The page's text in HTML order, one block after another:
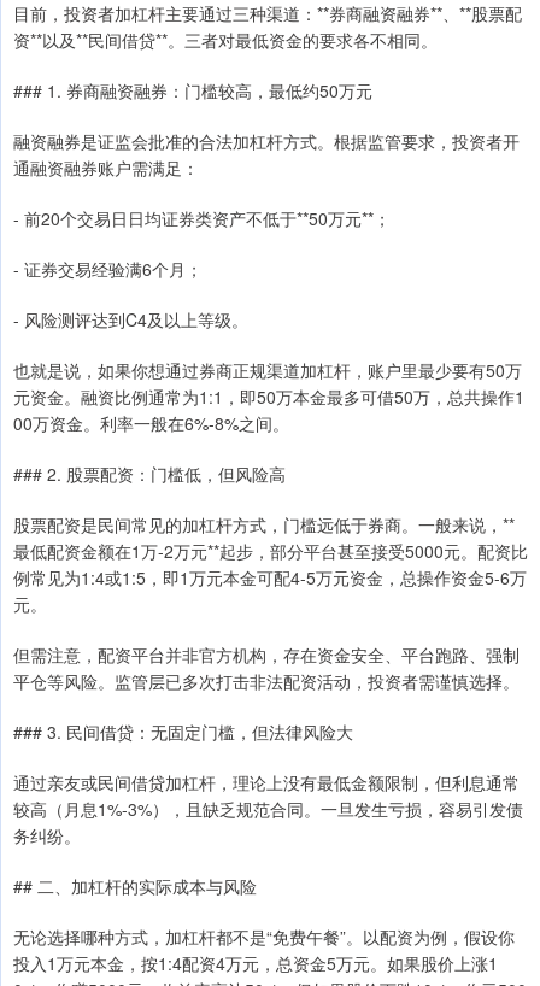
目前，投资者加杠杆主要通过三种渠道：**券商融资融券**、**股票配
资**以及**民间借贷**。三者对最低资金的要求各不相同。
### 1. 券商融资融券：门槛较高，最低约50万元
融资融券是证监会批准的合法加杠杆方式。根据监管要求，投资者开
通融资融券账户需满足：
- 前20个交易日日均证券类资产不低于**50万元**；
- 证券交易经验满6个月；
- 风险测评达到C4及以上等级。
也就是说，如果你想通过券商正规渠道加杠杆，账户里最少要有50万
元资金。融资比例通常为1:1，即50万本金最多可借50万，总共操作1
00万资金。利率一般在6%-8%之间。
### 2. 股票配资：门槛低，但风险高
股票配资是民间常见的加杠杆方式，门槛远低于券商。一般来说，**
最低配资金额在1万-2万元**起步，部分平台甚至接受5000元。配资比
例常见为1:4或1:5，即1万元本金可配4-5万元资金，总操作资金5-6万
元。
但需注意，配资平台并非官方机构，存在资金安全、平台跑路、强制
平仓等风险。监管层已多次打击非法配资活动，投资者需谨慎选择。
### 3. 民间借贷：无固定门槛，但法律风险大
通过亲友或民间借贷加杠杆，理论上没有最低金额限制，但利息通常
较高（月息1%-3%），且缺乏规范合同。一旦发生亏损，容易引发债
务纠纷。
## 二、加杠杆的实际成本与风险
无论选择哪种方式，加杠杆都不是“免费午餐”。以配资为例，假设你
投入1万元本金，按1:4配资4万元，总资金5万元。如果股价上涨1